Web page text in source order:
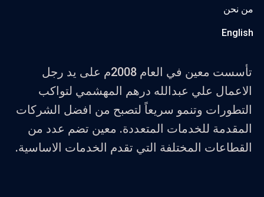
من نحن
English
تأسست معين في العام 2008م على يد رجل
الاعمال علي عبدالله درهم المهشمي لتواكب
التطورات وتنمو سريعاً لتصبح من افضل الشركات
المقدمة للخدمات المتعددة. معين تضم عدد من
القطاعات المختلفة التي تقدم الخدمات الاساسية.